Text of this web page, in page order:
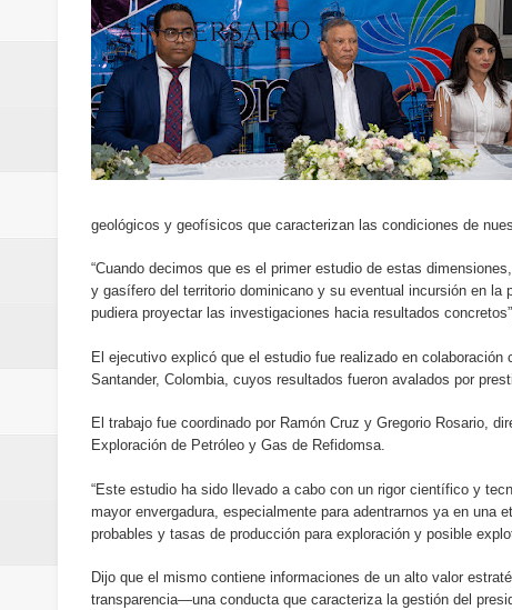
Humano Seguros inaugura nueva
Banreservas destina RD$5,000
Sexappeal celebra 25 años de
Domingo
Doctor Leonardo Aguilera afirma
Banreservas y sus filiales realizan
Banreservas inaugura oficina en
SEPROI obtiene certificación ISO
Antisoborno certificado
geológicos y geofísicos que caracterizan las condiciones de
“Cuando decimos que es el primer estudio de estas
y gasífero del territorio dominicano y su eventual incursión en
pudiera proyectar las investigaciones hacia resultados
El ejecutivo explicó que el estudio fue realizado en
Santander, Colombia, cuyos resultados fueron avalados por
El trabajo fue coordinado por Ramón Cruz y Gregorio Rosario,
Exploración de Petróleo y Gas de Refidomsa.
“Este estudio ha sido llevado a cabo con un rigor científico y
mayor envergadura, especialmente para adentrarnos ya en
probables y tasas de producción para exploración y posible
Dijo que el mismo contiene informaciones de un alto valor
transparencia—una conducta que caracteriza la gestión del